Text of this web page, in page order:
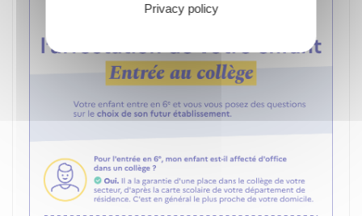
Privacy policy